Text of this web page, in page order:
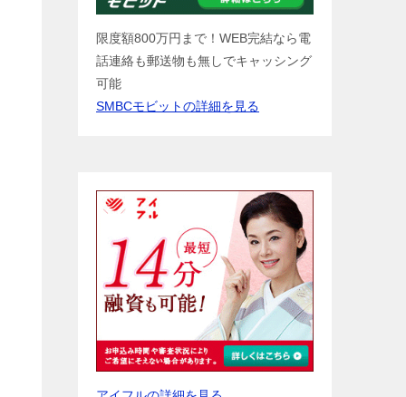
限度額800万円まで！WEB完結なら電
話連絡も郵送物も無しでキャッシング
可能
SMBCモビットの詳細を見る